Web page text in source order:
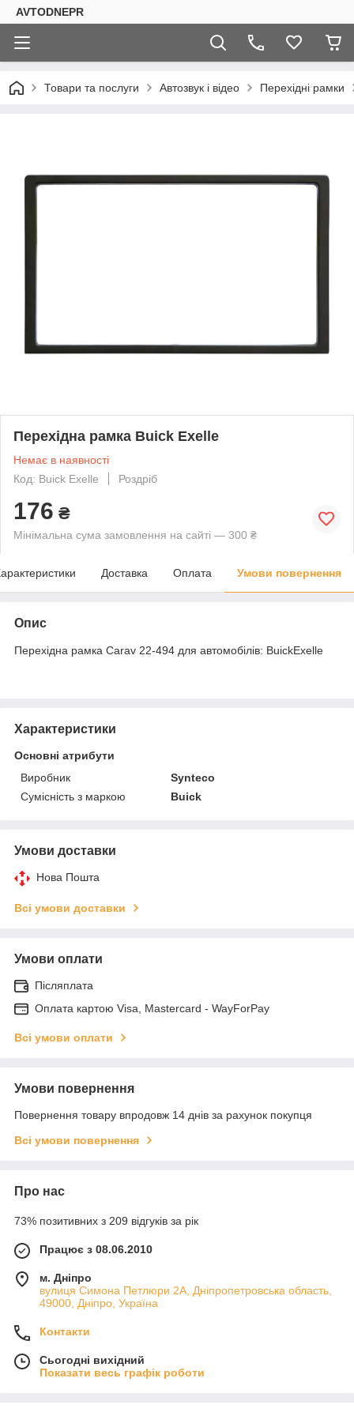
AVTODNEPR
Товари та послуги Автозвук і відео Перехідні рамки
Перехідна рамка Buick Exelle
Немає в наявності
Код: Buick Exelle
Роздріб
176 ₴
Мінімальна сума замовлення на сайті — 300 ₴
Доставка Оплата Умови повернення
Опис
Перехідна рамка Carav 22-494 для автомобілів: BuickExelle
Характеристики
Основні атрибути
Виробник
Synteco
Сумісність з маркою
Buick
Умови доставки
Нова Пошта
Всі умови доставки
Умови оплати
Післяплата
Оплата картою Visa, Mastercard - WayForPay
Всі умови оплати
Умови повернення
Повернення товару впродовж 14 днів за рахунок покупця
Всі умови повернення
Про нас
73% позитивних з 209 відгуків за рік
Працює з 08.06.2010
м. Дніпро
вулиця Симона Петлюри 2А, Дніпропетровська область,
49000, Дніпро, Україна
Контакти
Сьогодні вихідний
Показати весь графік роботи